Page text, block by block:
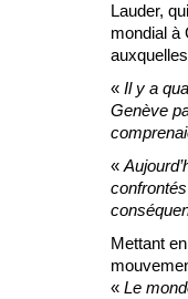
Lauder,
mondial à
« Il y a
Genève
«
Mettant
« Le